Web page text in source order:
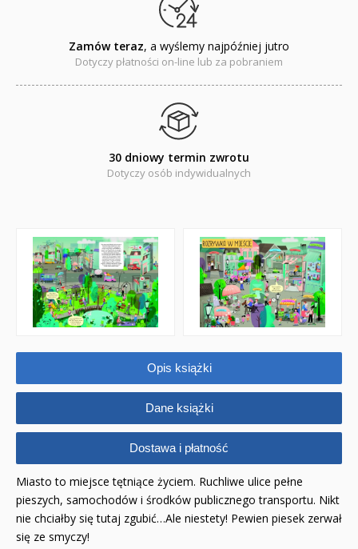
Książki religijne dla dzieci
Regionalne
KAKADU - książki interaktywne z piórem
JUPI JO! - książki kartonowe dla najmłodszych
Adwent i Boże Narodzenie
Albumy pamiątkowe
Baśnie, bajki
Dyplomy dla dzieci
Encyklopedie, leksykony
Zamów teraz, a wyślemy najpóźniej jutro
Dotyczy płatności on-line lub za pobraniem
30 dniowy termin zwrotu
Dotyczy osób indywidualnych
Opis książki
Dane książki
Dostawa i płatność
Miasto to miejsce tętniące życiem. Ruchliwe ulice pełne
pieszych, samochodów i środków publicznego transportu. Nikt
nie chciałby się tutaj zgubić…Ale niestety! Pewien piesek zerwał
się ze smyczy!